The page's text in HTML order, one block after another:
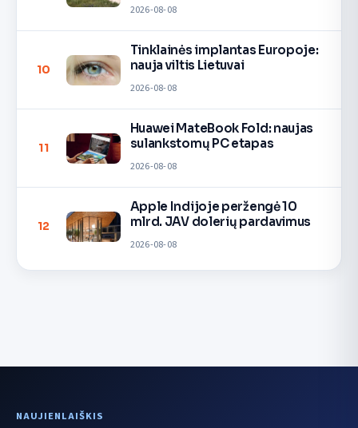
2026-08-08
10
Tinklainės implantas Europoje:
nauja viltis Lietuvai
2026-08-08
11
Huawei MateBook Fold: naujas
sulankstomų PC etapas
2026-08-08
12
Apple Indijoje peržengė 10
mlrd. JAV dolerių pardavimus
2026-08-08
NAUJIENLAIŠKIS